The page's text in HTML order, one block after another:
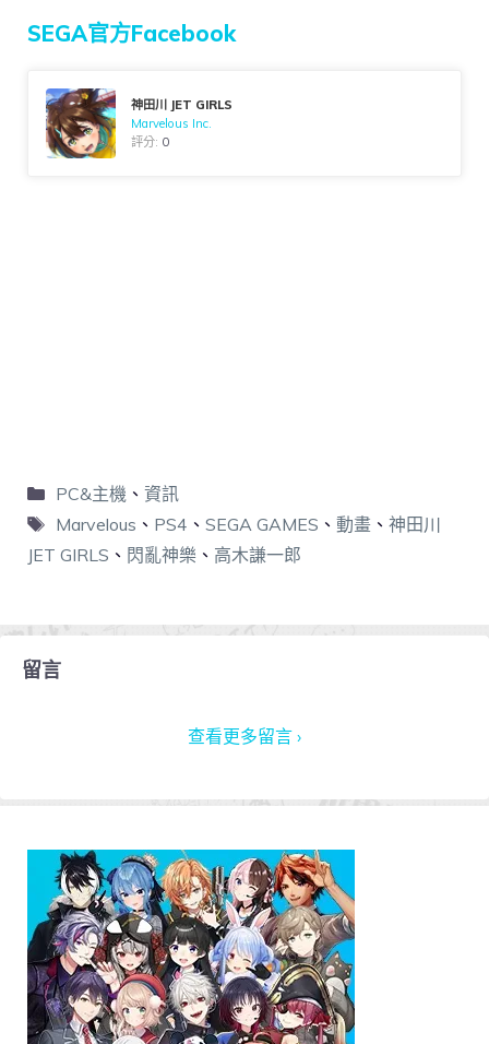
SEGA官方Facebook
神田川 JET GIRLS
Marvelous Inc.
評分: 0
PC&主機 、 資訊
Marvelous 、 PS4 、 SEGA GAMES 、 動畫、 神田川
JET GIRLS 、 閃亂神樂 、 高木謙一郎
留言
查看更多留言 ›